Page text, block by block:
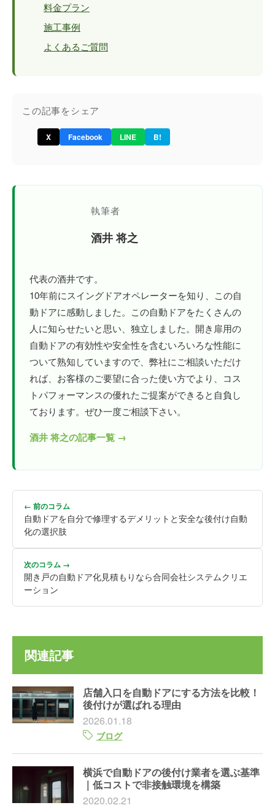
料金プラン
施工事例
よくあるご質問
この記事をシェア
X Facebook LINE B!
執筆者
酒井 将之
代表の酒井です。
10年前にスイングドアオペレーターを知り、この自
動ドアに感動しました。この自動ドアをたくさんの
人に知らせたいと思い、独立しました。開き扉用の
自動ドアの有効性や安全性を含むいろいろな性能に
ついて熟知していますので、弊社にご相談いただけ
れば、お客様のご要望に合った使い方でより、コス
トパフォーマンスの優れたご提案ができると自負し
ております。ぜひ一度ご相談下さい。
酒井 将之の記事一覧 →
← 前のコラム
自動ドアを自分で修理するデメリットと安全な後付け自動
化の選択肢
次のコラム →
開き戸の自動ドア化見積もりなら合同会社システムクリエ
ーション
関連記事
店舗入口を自動ドアにする方法を比較！
後付けが選ばれる理由
2026.01.18
ブログ
横浜で自動ドアの後付け業者を選ぶ基準
｜低コストで非接触環境を構築
2020.02.21